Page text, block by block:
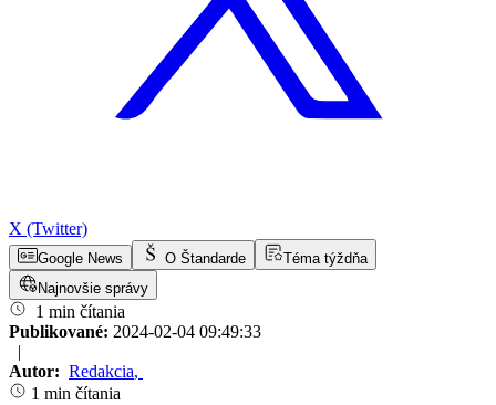
X (Twitter)
Google News O Štandarde
Téma týždňa
Najnovšie správy
1 min čítania
Publikované: 2024-02-04 09:49:33
|
Autor: Redakcia,
1 min čítania